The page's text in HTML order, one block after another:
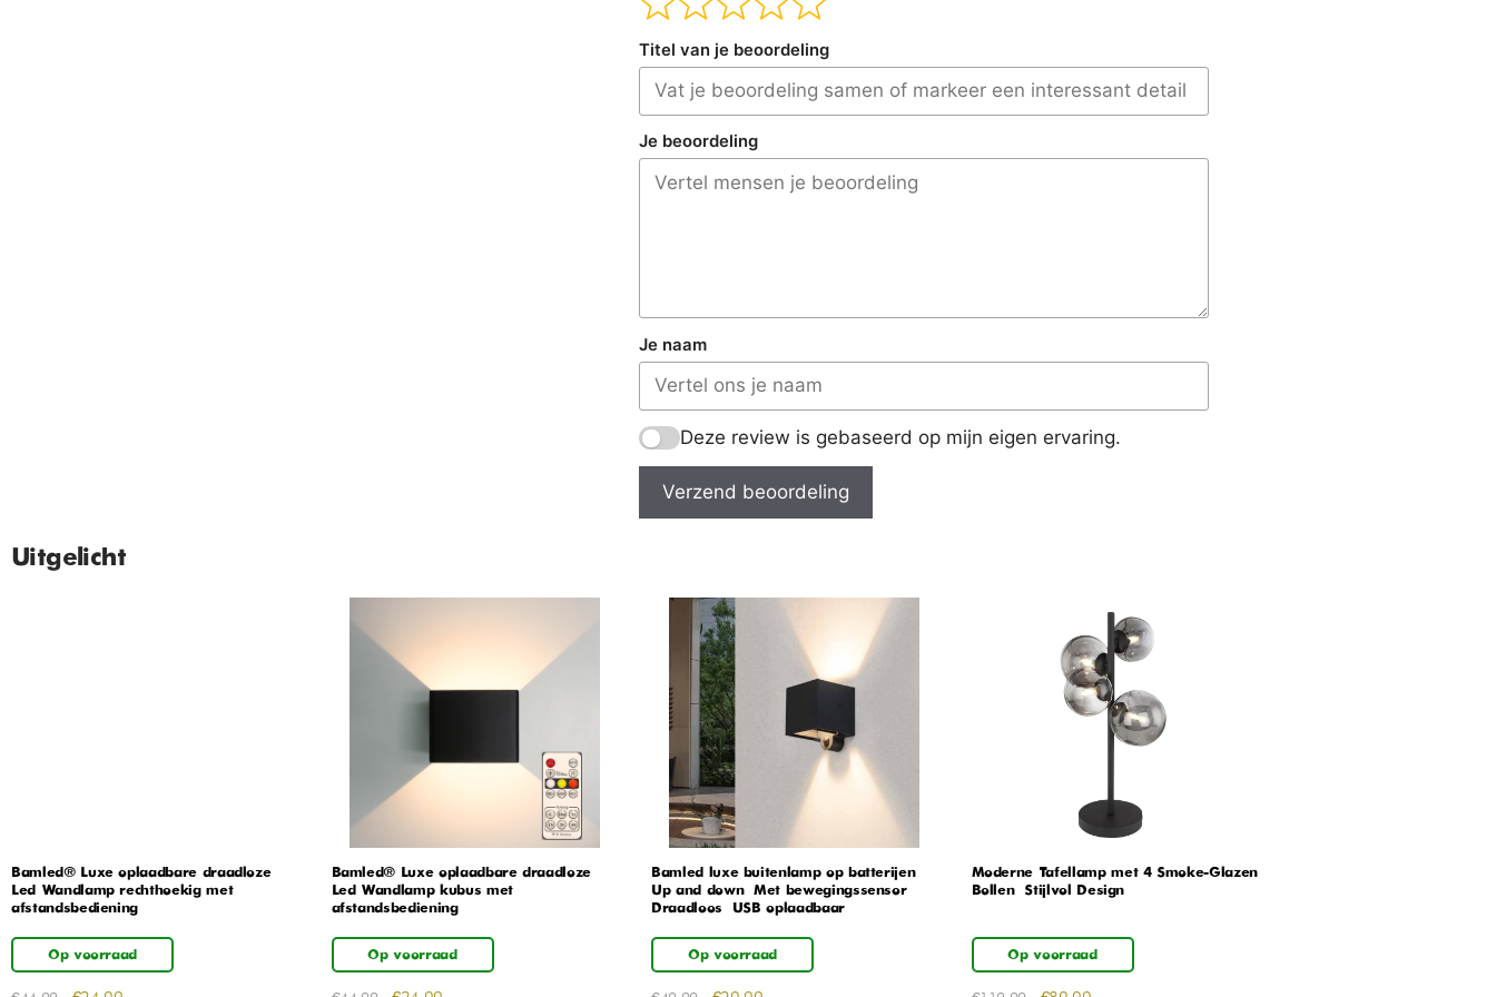
Titel van je beoordeling
Je beoordeling
Je naam
Deze review is gebaseerd op mijn eigen ervaring.
Verzend beoordeling
Uitgelicht
Bamled® Luxe oplaadbare draadloze
Led Wandlamp rechthoekig met
afstandsbediening
Op voorraad
Bamled® Luxe oplaadbare draadloze
Led Wandlamp kubus met
afstandsbediening
Op voorraad
Bamled luxe buitenlamp op batterijen –
Up and down – Met bewegingssensor –
Draadloos – USB oplaadbaar
Op voorraad
Moderne Tafellamp met 4 Smoke-Glazen
Bollen – Stijlvol Design
Op voorraad